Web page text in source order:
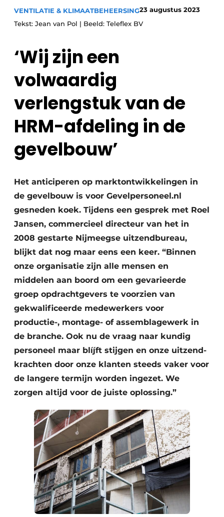
Uitnodiging Rondetafelgesprek – 20 jaar Profiel
Vacatures
Video’s
Werben
VENTILATIE & KLIMAATBEHEERSING23 augustus 2023
Tekst: Jean van Pol | Beeld: Teleflex BV
‘Wij zijn een
volwaardig
verlengstuk van de
HRM-afdeling in de
gevelbouw’
Het anticiperen op marktontwikkelingen in
de gevelbouw is voor Gevelpersoneel.nl
gesneden koek. Tijdens een gesprek met Roel
Jansen, commercieel directeur van het in
2008 gestarte Nijmeegse uitzendbureau,
blijkt dat nog maar eens een keer. “Binnen
onze organisatie zijn alle mensen en
middelen aan boord om een gevarieerde
groep opdrachtgevers te voorzien van
gekwalificeerde medewerkers voor
productie-, montage- of assemblagewerk in
de branche. Ook nu de vraag naar kundig
personeel maar blíjft stijgen en onze uitzend­
krachten door onze klanten steeds vaker voor
de langere termijn worden ingezet. We
zorgen altijd voor de juiste oplossing.”